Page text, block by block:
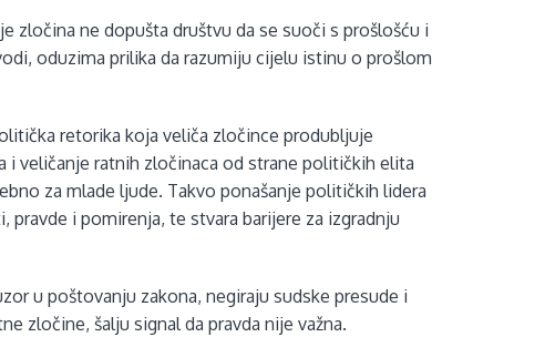
zločina ne dopušta društvu da se suoči s prošlošću i
oduzima prilika da razumiju cijelu istinu o prošlom
retorika koja veliča zločince produbljuje
veličanje ratnih zločinaca od strane političkih elita
za mlade ljude. Takvo ponašanje političkih lidera
i pomirenja, te stvara barijere za izgradnju
u poštovanju zakona, negiraju sudske presude i
zločine, šalju signal da pravda nije važna.